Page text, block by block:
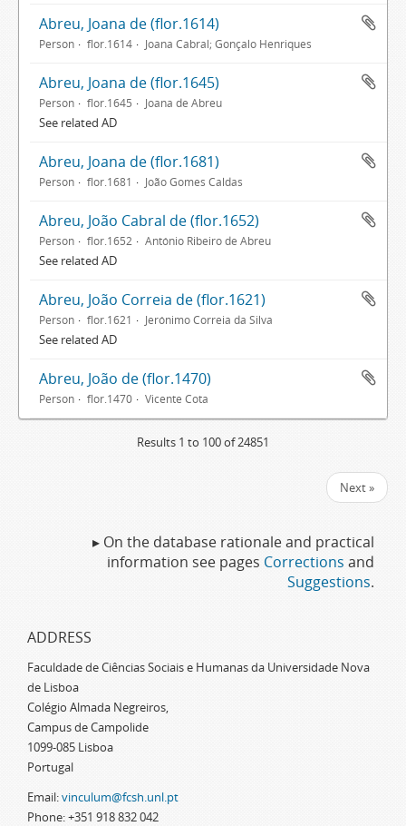
Abreu, Joana de (flor.1614)
Person flor.1614 Joana Cabral; Gonçalo Henriques
Abreu, Joana de (flor.1645)
Person flor.1645 Joana de Abreu
See related AD
Abreu, Joana de (flor.1681)
Person flor.1681 João Gomes Caldas
Abreu, João Cabral de (flor.1652)
Person flor.1652 António Ribeiro de Abreu
See related AD
Abreu, João Correia de (flor.1621)
Person flor.1621 Jerónimo Correia da Silva
See related AD
Abreu, João de (flor.1470)
Person flor.1470 Vicente Cota
Results 1 to 100 of 24851
Next »
▸ On the database rationale and practical
information see pages Corrections and
Suggestions.
ADDRESS
Faculdade de Ciências Sociais e Humanas da Universidade Nova
de Lisboa
Colégio Almada Negreiros,
Campus de Campolide
1099-085 Lisboa
Portugal
Email:vinculum@fcsh.unl.pt
Phone: +351 918 832 042